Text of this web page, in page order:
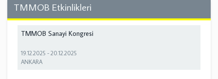
TMMOB Etkinlikleri
TMMOB Sanayi Kongresi
19.12.2025 -20.12.2025
ANKARA